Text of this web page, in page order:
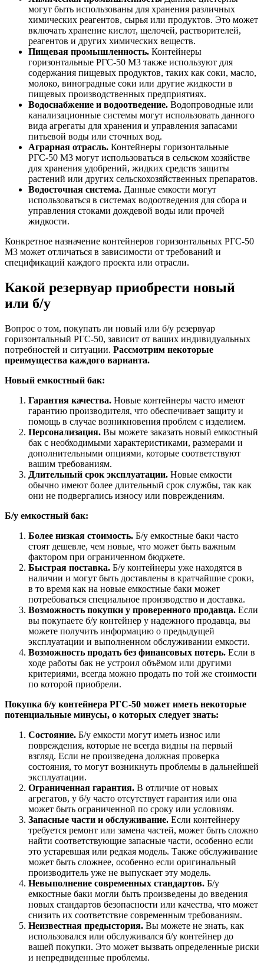
могут быть использованы для хранения различных
химических реагентов, сырья или продуктов. Это может
включать хранение кислот, щелочей, растворителей,
реагентов и других химических веществ.
Пищевая промышленность. Контейнеры
горизонтальные РГС-50 М3 также используют для
содержания пищевых продуктов, таких как соки, масло,
молоко, виноградные соки или другие жидкости в
пищевых производственных предприятиях.
Водоснабжение и водоотведение. Водопроводные или
канализационные системы могут использовать данного
вида агрегаты для хранения и управления запасами
питьевой воды или сточных вод.
Аграрная отрасль. Контейнеры горизонтальные
РГС-50 М3 могут использоваться в сельском хозяйстве
для хранения удобрений, жидких средств защиты
растений или других сельскохозяйственных препаратов.
Водосточная система. Данные емкости могут
использоваться в системах водоотведения для сбора и
управления стоками дождевой воды или прочей
жидкости.
Конкретное назначение контейнеров горизонтальных РГС-50
М3 может отличаться в зависимости от требований и
спецификаций каждого проекта или отрасли.
Какой резервуар приобрести новый
или б/у
Вопрос о том, покупать ли новый или б/у резервуар
горизонтальный РГС-50, зависит от ваших индивидуальных
потребностей и ситуации. Рассмотрим некоторые
преимущества каждого варианта.
Новый емкостный бак:
Гарантия качества. Новые контейнеры часто имеют
гарантию производителя, что обеспечивает защиту и
помощь в случае возникновения проблем с изделием.
Персонализация. Вы можете заказать новый емкостный
бак с необходимыми характеристиками, размерами и
дополнительными опциями, которые соответствуют
вашим требованиям.
Длительный срок эксплуатации. Новые емкости
обычно имеют более длительный срок службы, так как
они не подвергались износу или повреждениям.
Б/у емкостный бак:
Более низкая стоимость. Б/у емкостные баки часто
стоят дешевле, чем новые, что может быть важным
фактором при ограниченном бюджете.
Быстрая поставка. Б/у контейнеры уже находятся в
наличии и могут быть доставлены в кратчайшие сроки,
в то время как на новые емкостные баки может
потребоваться специальное производство и доставка.
Возможность покупки у проверенного продавца. Если
вы покупаете б/у контейнер у надежного продавца, вы
можете получить информацию о предыдущей
эксплуатации и выполненном обслуживании емкости.
Возможность продать без финансовых потерь. Если в
ходе работы бак не устроил объёмом или другими
критериями, всегда можно продать по той же стоимости
по которой приобрели.
Покупка б/у контейнера РГС-50 может иметь некоторые
потенциальные минусы, о которых следует знать:
Состояние. Б/у емкости могут иметь износ или
повреждения, которые не всегда видны на первый
взгляд. Если не произведена должная проверка
состояния, то могут возникнуть проблемы в дальнейшей
эксплуатации.
Ограниченная гарантия. В отличие от новых
агрегатов, у б/у часто отсутствует гарантия или она
может быть ограниченной по сроку или условиям.
Запасные части и обслуживание. Если контейнеру
требуется ремонт или замена частей, может быть сложно
найти соответствующие запасные части, особенно если
это устаревшая или редкая модель. Также обслуживание
может быть сложнее, особенно если оригинальный
производитель уже не выпускает эту модель.
Невыполнение современных стандартов. Б/у
емкостные баки могли быть произведены до введения
новых стандартов безопасности или качества, что может
снизить их соответствие современным требованиям.
Неизвестная предыстория. Вы можете не знать, как
использовался или обслуживался б/у контейнер до
вашей покупки. Это может вызвать определенные риски
и непредвиденные проблемы.